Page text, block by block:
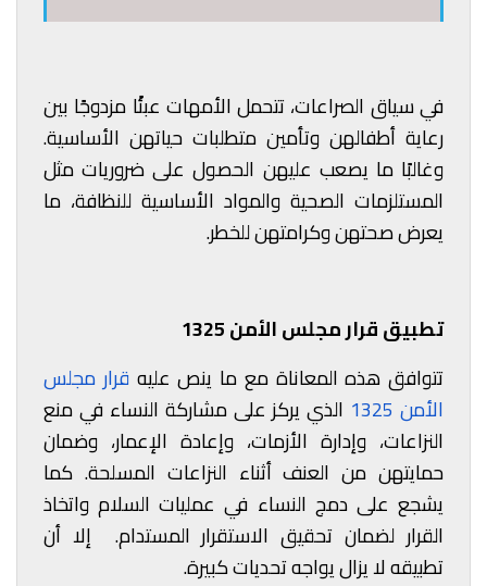
في سياق الصراعات، تتحمل الأمهات عبئًا مزدوجًا بين
رعاية أطفالهن وتأمين متطلبات حياتهن الأساسية.
وغالبًا ما يصعب عليهن الحصول على ضروريات مثل
المستلزمات الصحية والمواد الأساسية للنظافة، ما
يعرض صحتهن وكرامتهن للخطر.
تطبيق قرار مجلس الأمن 1325
تتوافق هذه المعاناة مع ما ينص عليه قرار مجلس
الأمن 1325
الذي يركز على مشاركة النساء في منع
النزاعات، وإدارة الأزمات، وإعادة الإعمار، وضمان
حمايتهن من العنف أثناء النزاعات المسلحة. كما
يشجع على دمج النساء في عمليات السلام واتخاذ
القرار لضمان تحقيق الاستقرار المستدام. إلا أن
تطبيقه لا يزال يواجه تحديات كبيرة.